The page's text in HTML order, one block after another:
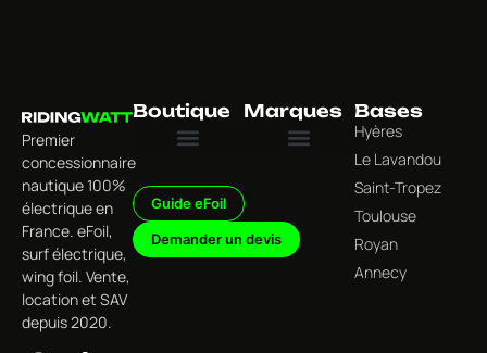
Premier
concessionnaire
nautique 100%
électrique en
France. eFoil,
surf électrique,
wing foil. Vente,
location et SAV
depuis 2020.
Boutique
Guide eFoil
Demander un devis
Marques Bases
Hyères
Le Lavandou
Saint-Tropez
Toulouse
Royan
Annecy